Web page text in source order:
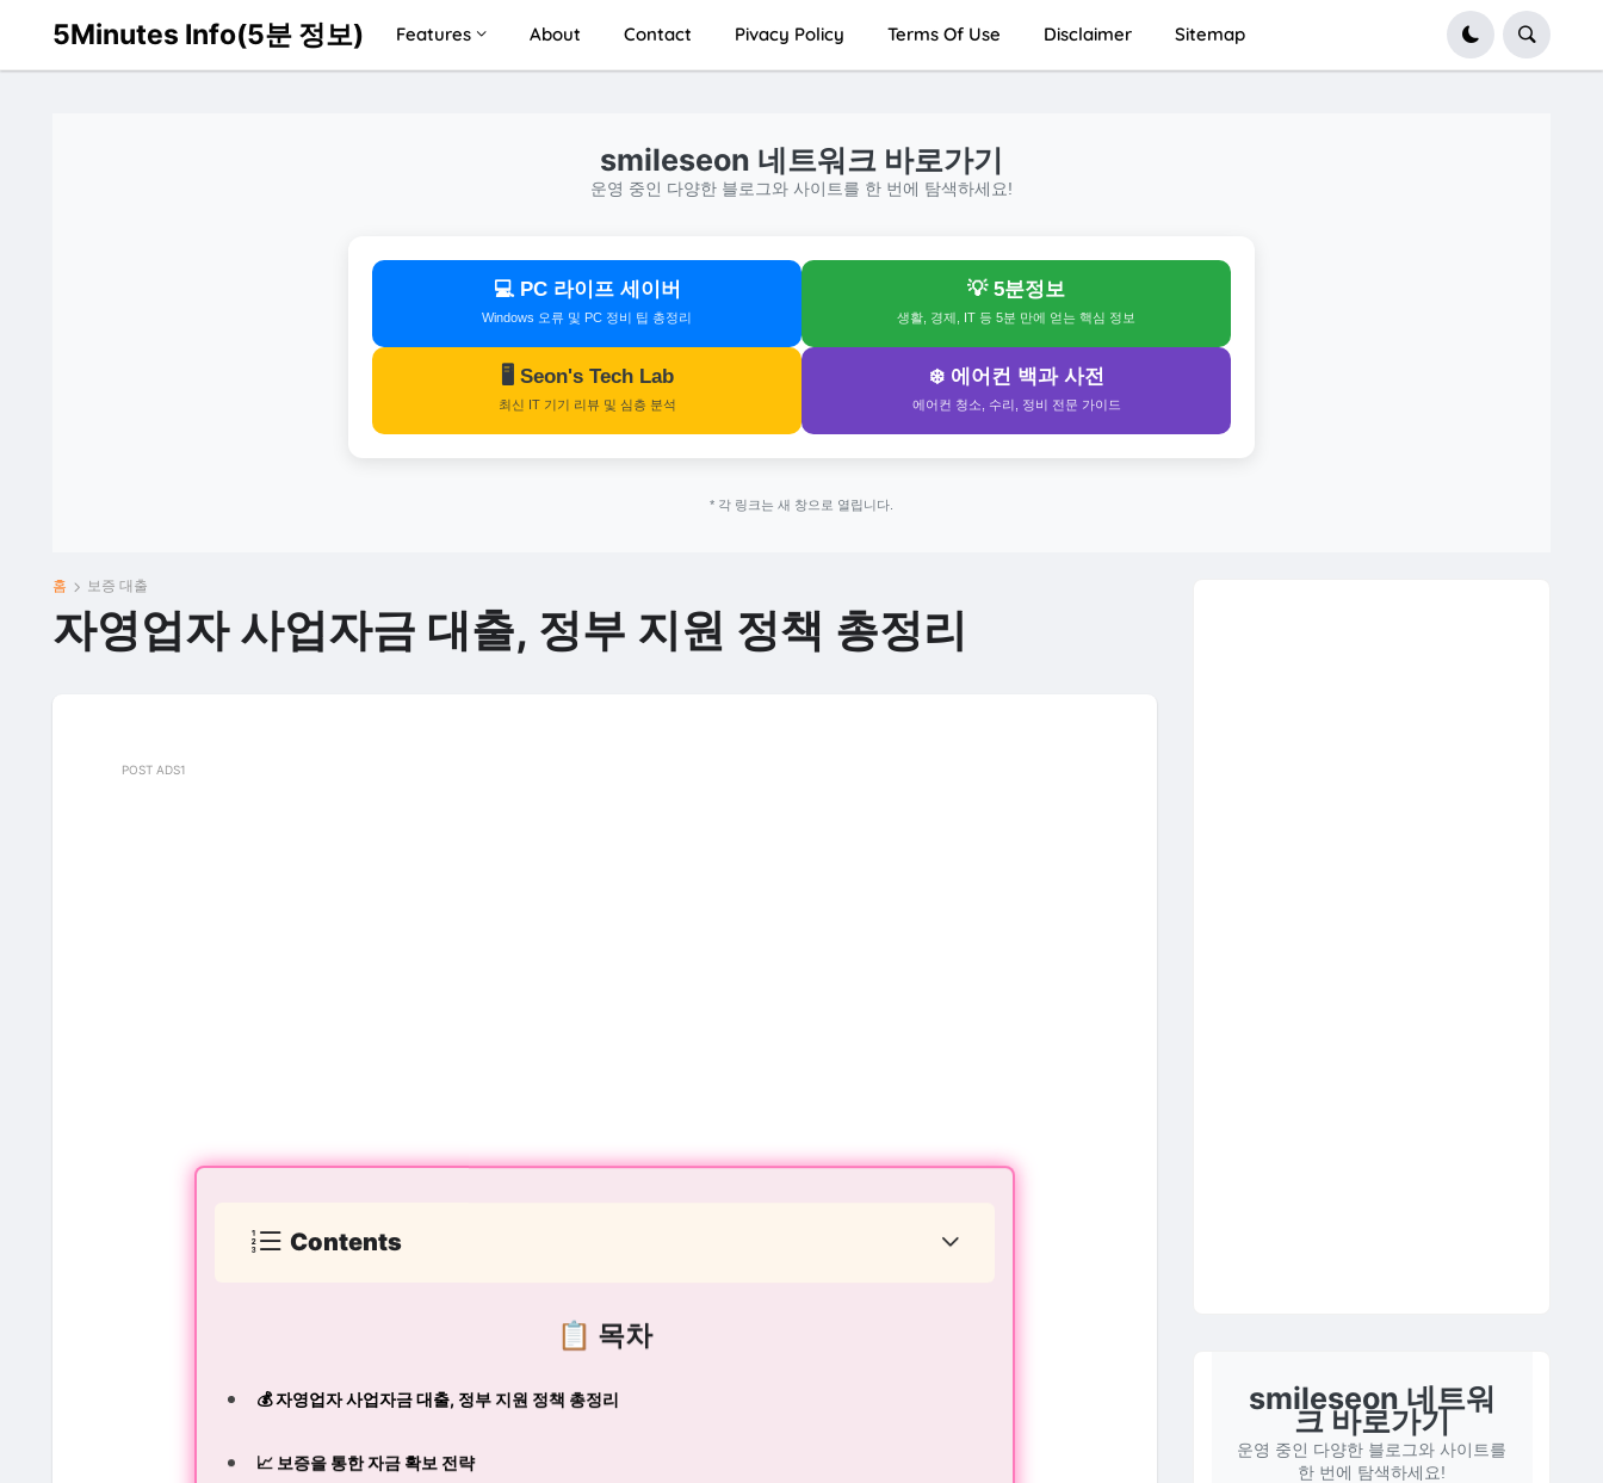
5Minutes Info(5분 정보) Features About Contact Pivacy Policy Terms Of Use Disclaimer Sitemap
smileseon 네트워크 바로가기
운영 중인 다양한 블로그와 사이트를 한 번에 탐색하세요!
💻 PC 라이프 세이버
Windows 오류 및 PC 정비 팁 총정리
💡 5분정보
생활, 경제, IT 등 5분 만에 얻는 핵심 정보
🖥️ Seon's Tech Lab
최신 IT 기기 리뷰 및 심층 분석
❄️ 에어컨 백과 사전
에어컨 청소, 수리, 정비 전문 가이드
* 각 링크는 새 창으로 열립니다.
홈 보증 대출
자영업자 사업자금 대출, 정부 지원 정책 총정리
POST ADS1
Contents
📋 목차
💰 자영업자 사업자금 대출, 정부 지원 정책 총정리
📈 보증을 통한 자금 확보 전략
smileseon 네트워
크 바로가기
운영 중인 다양한 블로그와 사이트를
한 번에 탐색하세요!